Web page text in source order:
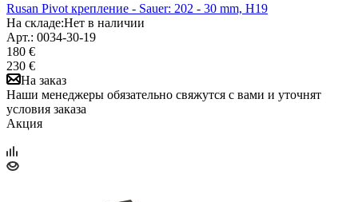
Rusan Pivot крепление - Sauer: 202 - 30 mm, H19
На складе:Нет в наличии
Арт.: 0034-30-19
180 €
230 €
На заказ
Наши менеджеры обязательно свяжутся с вами и уточнят
условия заказа
Акция